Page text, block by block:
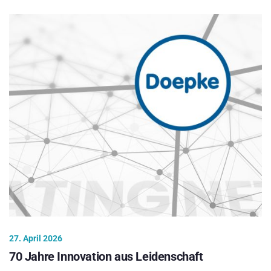
27. April 2026
70 Jahre Innovation aus Leidenschaft